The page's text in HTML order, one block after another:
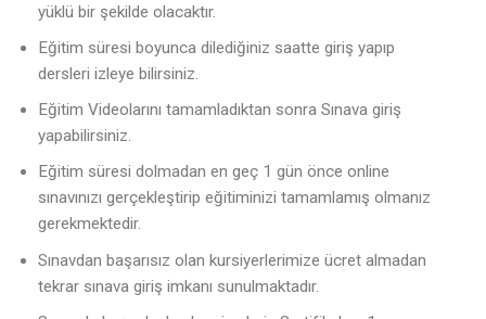
yüklü bir şekilde olacaktır.
Eğitim süresi boyunca dilediğiniz saatte giriş yapıp
dersleri izleye bilirsiniz.
Eğitim Videolarını tamamladıktan sonra Sınava giriş
yapabilirsiniz.
Eğitim süresi dolmadan en geç 1 gün önce online
sınavınızı gerçekleştirip eğitiminizi tamamlamış olmanız
gerekmektedir.
Sınavdan başarısız olan kursiyerlerimize ücret almadan
tekrar sınava giriş imkanı sunulmaktadır.